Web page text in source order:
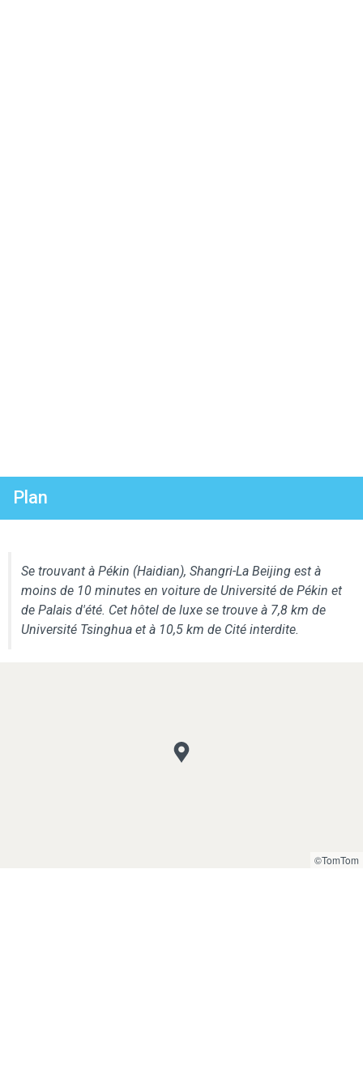
Plan
Se trouvant à Pékin (Haidian), Shangri-La Beijing est à
moins de 10 minutes en voiture de Université de Pékin et
de Palais d'été. Cet hôtel de luxe se trouve à 7,8 km de
Université Tsinghua et à 10,5 km de Cité interdite.
©TomTom